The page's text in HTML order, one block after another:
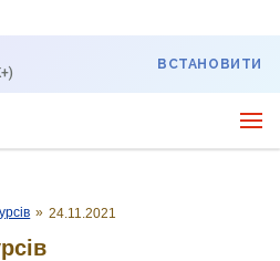
ВСТАНОВИТИ
» 24.11.2021